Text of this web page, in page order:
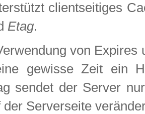
clientseitiges
Etag.
von
gewisse Zeit ein
sendet der Server
der Serverseite